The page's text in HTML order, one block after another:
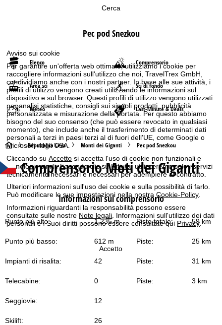
Avviso sui cookie
Per garantire un'offerta web ottimale, utilizziamo i cookie per
raccogliere informazioni sull'utilizzo che noi, TravelTrex GmbH,
condividiamo anche con i nostri partner. In base alle sue attività, i
profili di utilizzo vengono creati utilizzando le informazioni sul
dispositivo e sul browser. Questi profili di utilizzo vengono utilizzati
per analisi statistiche, consigli sui singoli prodotti, pubblicità
personalizzata e misurazione della portata. Per questo abbiamo
bisogno del suo consenso (che può essere revocato in qualsiasi
momento), che include anche il trasferimento di determinati dati
personali a terzi in paesi terzi al di fuori dell'UE, come Google o
Microsoft negli USA.
Cliccando suAccetto si accetta l'uso di cookie non funzionali e
tecnologie simili. Facendo clic suRifiuta, utilizzeremo solo i servizi
tecnicamente necessari e necessari per adempiere al contratto.
Ulteriori informazioni sull'uso dei cookie e sulla possibilità di farlo.
Può modificare le sue impostazioni nella nostraCookie-Policy
Informazioni riguardanti la responsabilità possono essere
consultate sulle nostre Note legali . Informazioni sull'utilizzo dei dati
personali e i Suoi diritti possono essere consultate qui Privacy
Accetto
Cerca
Pec pod Snezkou
Elenco Comprensorio
Area sci Sci di fondo
Meteo Last-Minute & Deals
H
o
m
e
p
a
g
Repubblica Ceca Monti dei Giganti Pec pod Snezkou
Comprensorio Moti dei Giganti
Informazioni sul comprensorio
Punto più alto: 1.235 m Piste totale: 59 km
Punto più basso: 612 m Piste: 25 km
Impianti di risalita: 42 Piste: 31 km
Telecabine: 0 Piste: 3 km
Seggiovie: 12
Skilift: 26